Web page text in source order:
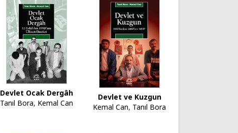
Devlet Ocak Dergâh
Tanıl Bora, Kemal Can
Devlet ve Kuzgun
Kemal Can, Tanıl Bora